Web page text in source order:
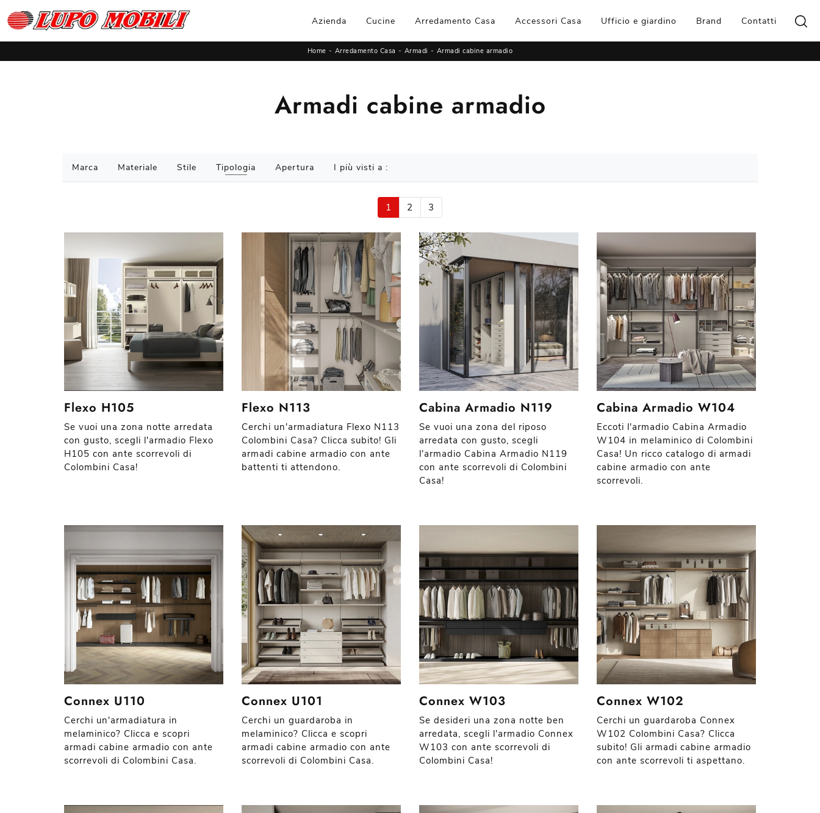
Azienda Cucine Arredamento Casa Accessori Casa Ufficio e giardino Brand Contatti
Home - Arredamento Casa - Armadi - Armadi cabine armadio
Armadi cabine armadio
Marca Materiale Stile Tipologia Apertura I più visti a :
1 2 3
Flexo H105
Se vuoi una zona notte arredata
con gusto, scegli l'armadio Flexo
H105 con ante scorrevoli di
Colombini Casa!
Flexo N113
Cerchi un'armadiatura Flexo N113
Colombini Casa? Clicca subito! Gli
armadi cabine armadio con ante
battenti ti attendono.
Cabina Armadio N119
Se vuoi una zona del riposo
arredata con gusto, scegli
l'armadio Cabina Armadio N119
con ante scorrevoli di Colombini
Casa!
Cabina Armadio W104
Eccoti l'armadio Cabina Armadio
W104 in melaminico di Colombini
Casa! Un ricco catalogo di armadi
cabine armadio con ante
scorrevoli.
Connex U110
Cerchi un'armadiatura in
melaminico? Clicca e scopri
armadi cabine armadio con ante
scorrevoli di Colombini Casa.
Connex U101
Cerchi un guardaroba in
melaminico? Clicca e scopri
armadi cabine armadio con ante
scorrevoli di Colombini Casa.
Connex W103
Se desideri una zona notte ben
arredata, scegli l'armadio Connex
W103 con ante scorrevoli di
Colombini Casa!
Connex W102
Cerchi un guardaroba Connex
W102 Colombini Casa? Clicca
subito! Gli armadi cabine armadio
con ante scorrevoli ti aspettano.